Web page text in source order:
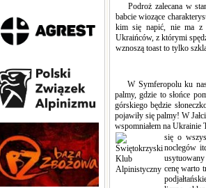
Podroż zalecana w
babcie wiozące
kim się napić, nie ma z
Ukraińców, z którymi
wznoszą toast to tylko
W Symferopolu ku
palmy, gdzie to słońce
górskiego będzie
pojawiły się palmy! W
wspomniałem na
się o
noclegów
cenę warto